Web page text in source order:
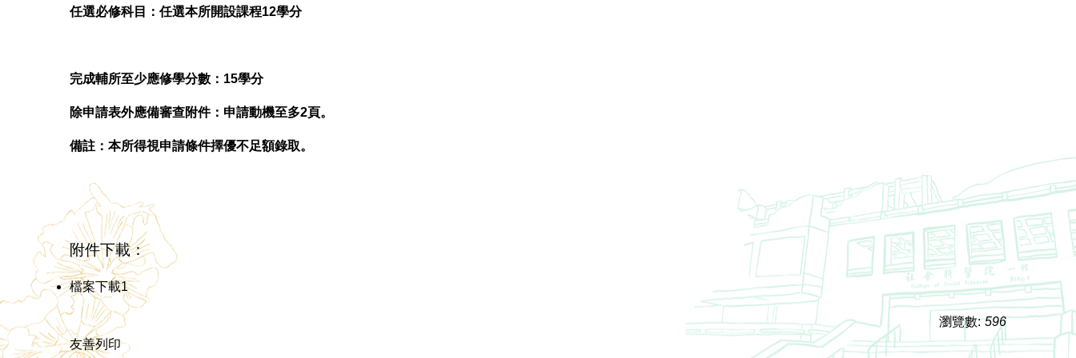
任選必修科目：任選本所開設課程12學分
完成輔所至少應修學分數：15學分
除申請表外應備審查附件：申請動機至多2頁。
備註：本所得視申請條件擇優不足額錄取。
附件下載：
檔案下載1
瀏覽數: 596
友善列印